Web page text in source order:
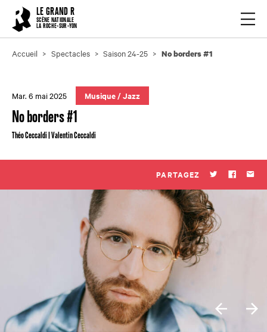
LE GRAND R
SCÈNE NATIONALE
LA ROCHE-SUR-YON
Accueil Spectacles Saison 24-25 No borders #1
Mar. 6 mai 2025 Musique/Jazz
No borders #1
Théo Ceccaldi | Valentin Ceccaldi
PARTAGEZ Twitter
Cookies management panel